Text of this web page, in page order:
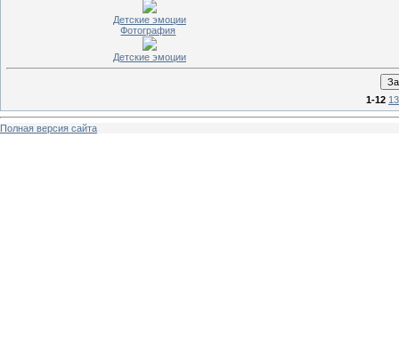
Детские эмоции
Фотография
Детские эмоции
1-12
Полная версия сайта